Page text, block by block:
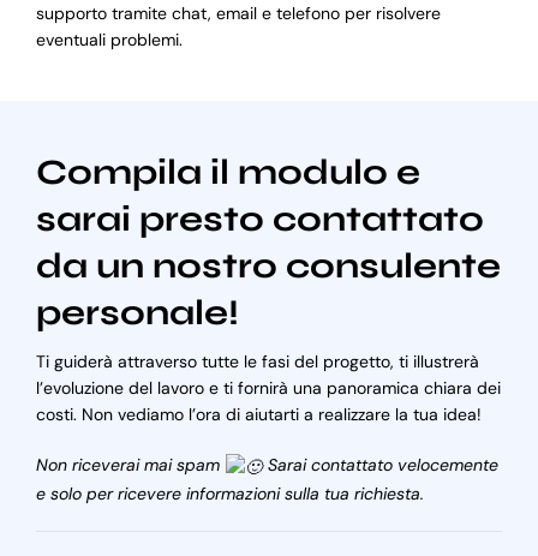
supporto tramite chat, email e telefono per risolvere
eventuali problemi.
Compila il modulo e
sarai presto contattato
da un nostro consulente
personale!
Ti guiderà attraverso tutte le fasi del progetto, ti illustrerà
l’evoluzione del lavoro e ti fornirà una panoramica chiara dei
costi. Non vediamo l’ora di aiutarti a realizzare la tua idea!
Non riceverai mai spam
Sarai contattato velocemente
e solo per ricevere informazioni sulla tua richiesta.